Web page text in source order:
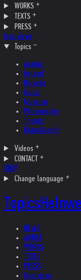
WORKS
TEXTS
PRESS
Interviews
Topics
Austria
Ireland
Helvetia
Music
Museum
Photography
Theater
Kristallnacht
Videos
CONTACT
SHOP
Change language
Topics
NEWS
ARTIST
WORKS
TEXTS
PRESS
Interviews